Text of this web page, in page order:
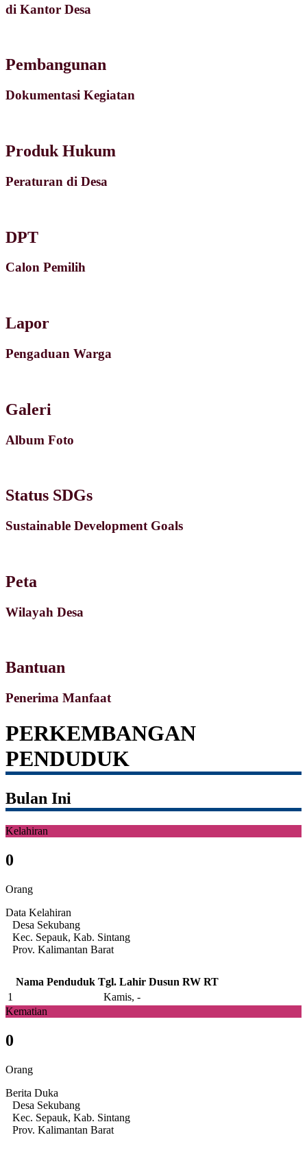
di Kantor Desa
Pembangunan
Dokumentasi Kegiatan
Produk Hukum
Peraturan di Desa
DPT
Calon Pemilih
Lapor
Pengaduan Warga
Galeri
Album Foto
Status SDGs
Sustainable Development Goals
Peta
Wilayah Desa
Bantuan
Penerima Manfaat
PERKEMBANGAN
PENDUDUK
Bulan Ini
Kelahiran
0
Orang
Data Kelahiran
Desa Sekubang
Kec. Sepauk, Kab. Sintang
Prov. Kalimantan Barat
Nama Penduduk Tgl. Lahir Dusun RW RT
1
Kamis, -
Kematian
0
Orang
Berita Duka
Desa Sekubang
Kec. Sepauk, Kab. Sintang
Prov. Kalimantan Barat